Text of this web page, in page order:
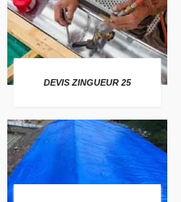
DEVIS ZINGUEUR 25